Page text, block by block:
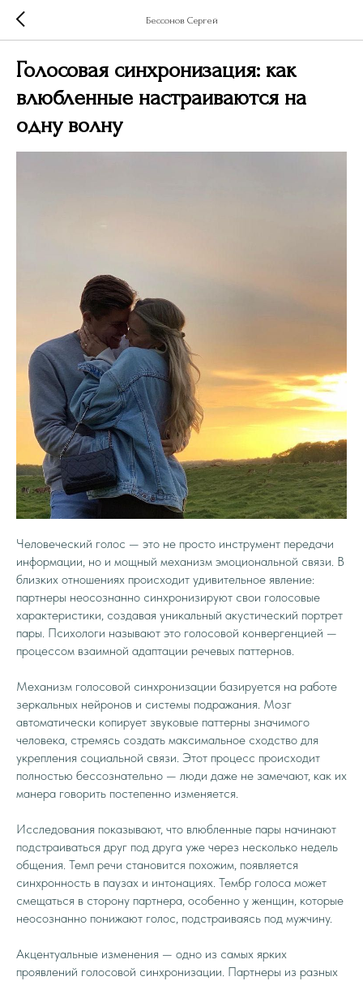
Бессонов Сергей
Голосовая синхронизация: как
влюбленные настраиваются на
одну волну
Человеческий голос — это не просто инструмент передачи
информации, но и мощный механизм эмоциональной связи. В
близких отношениях происходит удивительное явление:
партнеры неосознанно синхронизируют свои голосовые
характеристики, создавая уникальный акустический портрет
пары. Психологи называют это голосовой конвергенцией —
процессом взаимной адаптации речевых паттернов.
Механизм голосовой синхронизации базируется на работе
зеркальных нейронов и системы подражания. Мозг
автоматически копирует звуковые паттерны значимого
человека, стремясь создать максимальное сходство для
укрепления социальной связи. Этот процесс происходит
полностью бессознательно — люди даже не замечают, как их
манера говорить постепенно изменяется.
Исследования показывают, что влюбленные пары начинают
подстраиваться друг под друга уже через несколько недель
общения. Темп речи становится похожим, появляется
синхронность в паузах и интонациях. Тембр голоса может
смещаться в сторону партнера, особенно у женщин, которые
неосознанно понижают голос, подстраиваясь под мужчину.
Акцентуальные изменения — одно из самых ярких
проявлений голосовой синхронизации. Партнеры из разных